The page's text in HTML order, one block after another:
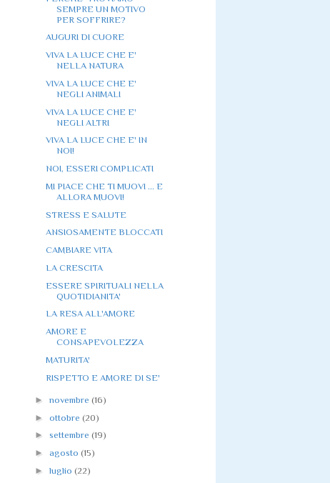
SEMPRE UN MOTIVO
PER SOFFRIRE?
AUGURI DI CUORE
VIVA LA LUCE CHE E'
NELLA NATURA
VIVA LA LUCE CHE E'
NEGLI ANIMALI
VIVA LA LUCE CHE E'
NEGLI ALTRI
VIVA LA LUCE CHE E' IN
NOI!
NOI, ESSERI COMPLICATI
MI PIACE CHE TI MUOVI ... E
ALLORA MUOVI!
STRESS E SALUTE
ANSIOSAMENTE BLOCCATI
CAMBIARE VITA
LA CRESCITA
ESSERE SPIRITUALI NELLA
QUOTIDIANITA'
LA RESA ALL'AMORE
AMORE E
CONSAPEVOLEZZA
MATURITA'
RISPETTO E AMORE DI SE'
► novembre (16)
► ottobre (20)
► settembre (19)
► agosto (15)
► luglio (22)